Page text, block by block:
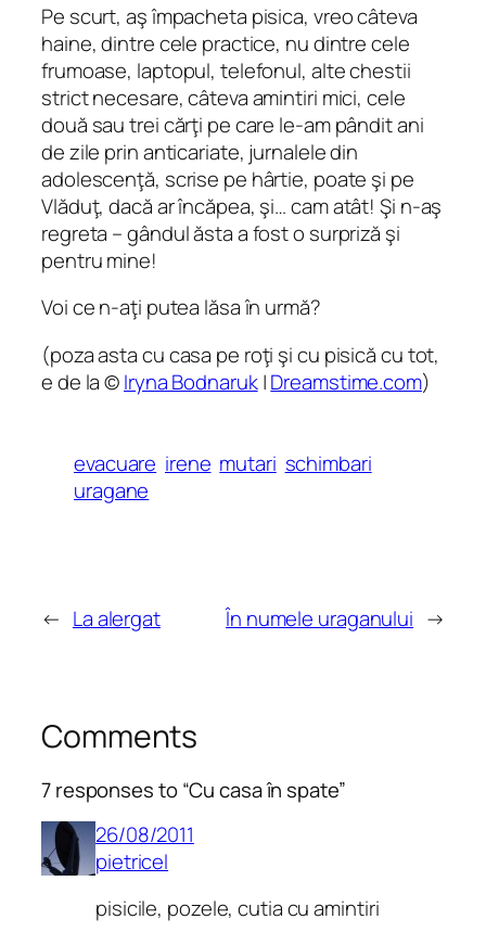
Pe scurt, aş împacheta pisica, vreo câteva
haine, dintre cele practice, nu dintre cele
frumoase, laptopul, telefonul, alte chestii
strict necesare, câteva amintiri mici, cele
două sau trei cărţi pe care le-am pândit ani
de zile prin anticariate, jurnalele din
adolescenţă, scrise pe hârtie, poate şi pe
Vlăduţ, dacă ar încăpea, şi… cam atât! Şi n-aş
regreta – gândul ăsta a fost o surpriză şi
pentru mine!
Voi ce n-aţi putea lăsa în urmă?
(poza asta cu casa pe roţi şi cu pisică cu tot,
e de la ©Iryna Bodnaruk|Dreamstime.com)
evacuare irene mutari schimbari
uragane
← La alergat În numele uraganului →
Comments
7 responses to “Cu casa în spate”
26/08/2011
pietricel
pisicile, pozele, cutia cu amintiri